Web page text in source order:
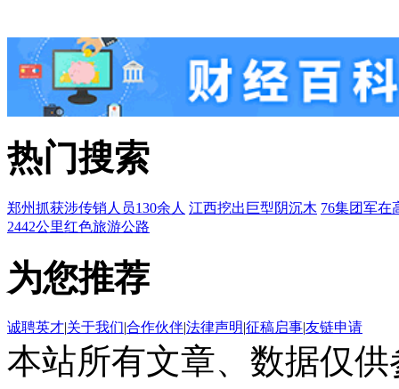
热门搜索
郑州抓获涉传销人员130余人 江西挖出巨型阴沉木 76集团军在
2442公里红色旅游公路
为您推荐
诚聘英才|关于我们|合作伙伴|法律声明|征稿启事|友链申请
本站所有文章、数据仅